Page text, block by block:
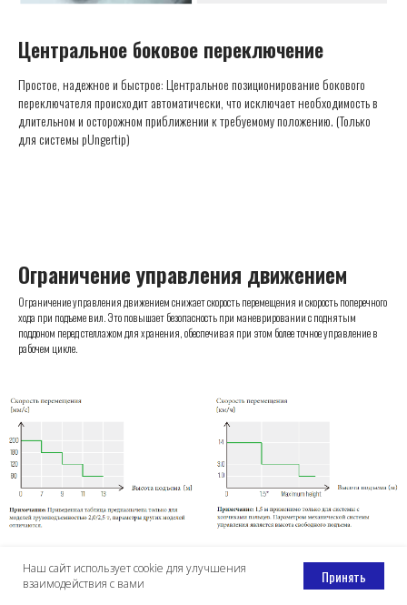
Наш сайт использует cookie для улучшения
взаимодействия с вами
Принять
Центральное боковое переключение
Простое, надежное и быстрое: Центральное позиционирование бокового
переключателя происходит автоматически, что исключает необходимость в
длительном и осторожном приближении к требуемому положению. (Только
для системы pUngertip)
Ограничение управления движением
Ограничение управления движением снижает скорость перемещения и скорость поперечного
хода при подъеме вил. Это повышает безопасность при маневрировании с поднятым
поддоном перед стеллажом для хранения, обеспечивая при этом более точное управление в
рабочем цикле.